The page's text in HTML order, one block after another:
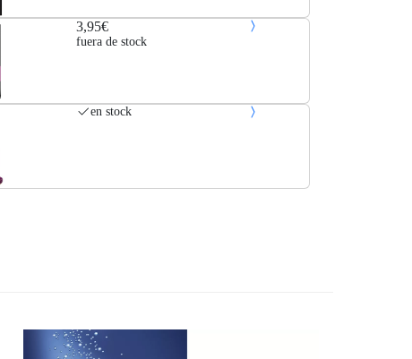
3,95€
fuera de stock
en stock